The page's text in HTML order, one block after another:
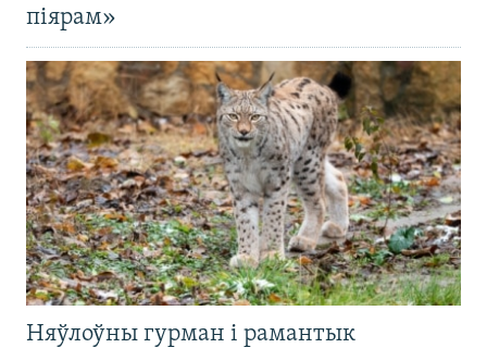
піярам»
Няўлоўны гурман і рамантык